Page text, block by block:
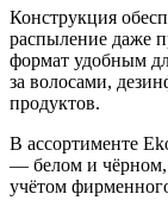
Конструкция
распыление даже
формат удобным
за волосами,
продуктов.
В ассортименте
— белом и чёрном,
учётом